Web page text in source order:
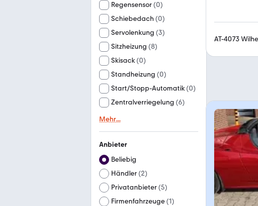
Regensensor(0)
Schiebedach (0)
Servolenkung (3)
Sitzheizung (8)
Skisack(0)
Standheizung (0)
Start/Stopp-Automatik(0)
Zentralverriegelung (6)
Mehr...
Anbieter
Beliebig
Händler(2)
Privatanbieter(5)
Firmenfahrzeuge(1)
AT-4073